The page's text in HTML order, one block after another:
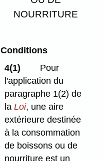
NOURRITURE
Conditions
4(1)
Pour
l'application du
paragraphe 1(2) de
laLoi, une aire
extérieure destinée
à la consommation
de boissons ou de
nourriture est un